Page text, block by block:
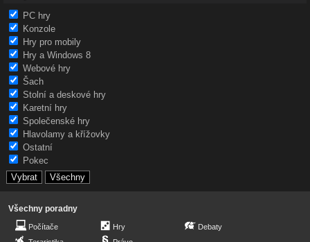
PC hry
Konzole
Hry pro mobily
Hry a Windows 8
Webové hry
Šach
Stolní a deskové hry
Karetní hry
Společenské hry
Hlavolamy a křížovky
Ostatní
Pokec
Všechny poradny
Počítače
Hry
Debaty